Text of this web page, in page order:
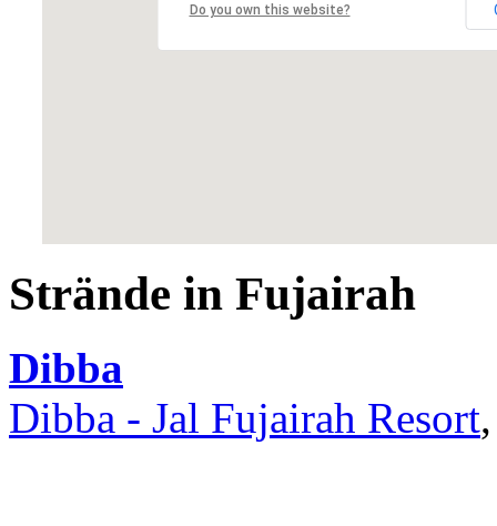
Do you own this website?
Strände in Fujairah
Dibba
Dibba - Jal Fujairah Resort